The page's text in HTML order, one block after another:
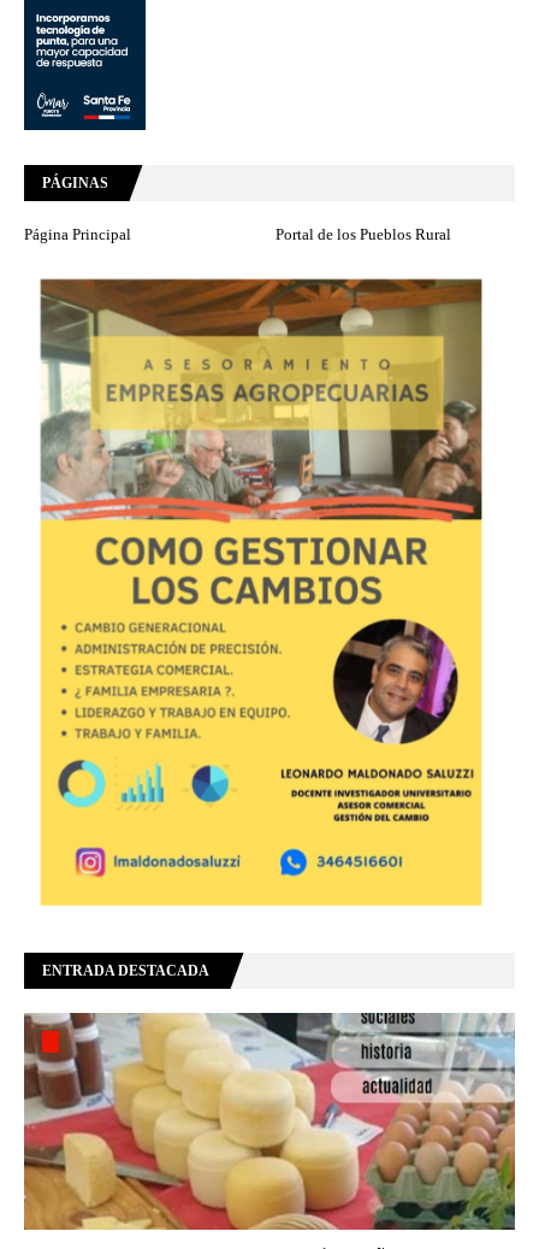
PÁGINAS
Página Principal Portal de los Pueblos Rural
ENTRADA DESTACADA